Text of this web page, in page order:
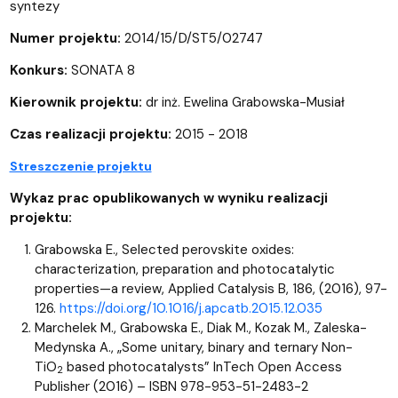
syntezy
Numer projektu: 2014/15/D/ST5/02747
Konkurs: SONATA 8
Kierownik projektu: dr inż. Ewelina Grabowska-Musiał
Czas realizacji projektu: 2015 - 2018
Streszczenie projektu
Wykaz prac opublikowanych w wyniku realizacji
projektu:
Grabowska E., Selected perovskite oxides:
characterization, preparation and photocatalytic
properties—a review, Applied Catalysis B, 186, (2016), 97-
126. https://doi.org/10.1016/j.apcatb.2015.12.035
Marchelek M., Grabowska E., Diak M., Kozak M., Zaleska-
Medynska A., „Some unitary, binary and ternary Non-
TiO2 based photocatalysts” InTech Open Access
Publisher (2016) – ISBN 978-953-51-2483-2